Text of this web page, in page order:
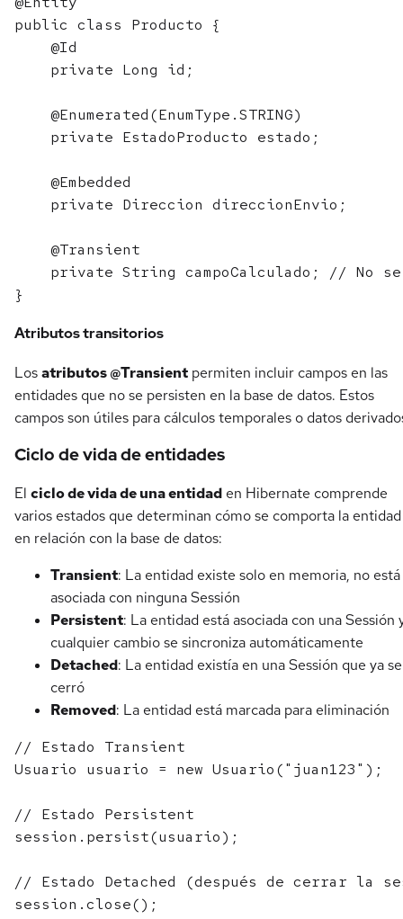
public class Producto {
    @Id
    private Long id;
    @Enumerated(EnumType.STRING)
    private EstadoProducto estado;
    @Embedded
    private Direccion direccionEnvio;
    @Transient
private String campoCalculado; // No
Atributos transitorios
Losatributos @Transient permiten incluir campos en las
entidades que no se persisten en la base de datos. Estos
campos son útiles para cálculos temporales o datos
Ciclo de vida de entidades
El ciclo de vida de una entidad en Hibernate comprende
varios estados que determinan cómo se comporta la entidad
en relación con la base de datos:
Transient: La entidad existe solo en memoria, no está
asociada con ninguna Sessión
Persistent: La entidad está asociada con una Sessión
cualquier cambio se sincroniza automáticamente
Detached: La entidad existía en una Sessión que ya se
cerró
Removed: La entidad está marcada para eliminación
// Estado Transient
Usuario usuario = new Usuario("juan123");
// Estado Persistent
session.persist(usuario);
// Estado Detached (después de cerrar la
session.close();